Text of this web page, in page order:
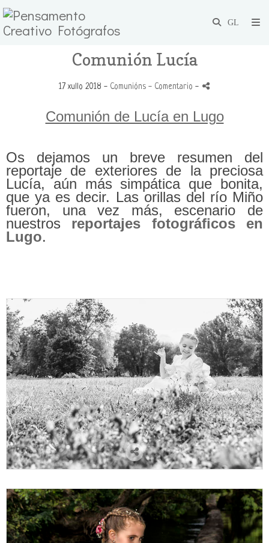
Comunión Lucía
17 xullo 2018 - Comunións - Comentario -
Comunión de Lucía en Lugo
Os dejamos un breve resumen del
reportaje de exteriores de la preciosa
Lucía, aún más simpática que bonita,
que ya es decir. Las orillas del río Miño
fueron, una vez más, escenario de
nuestros reportajes fotográficos en
Lugo.